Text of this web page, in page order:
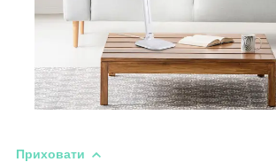
Приховати